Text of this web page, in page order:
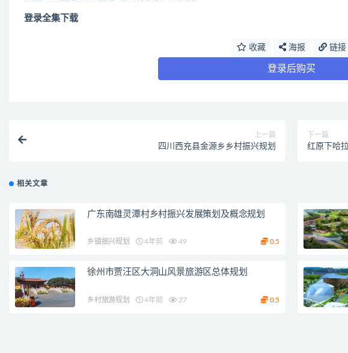
登录全集下载
收藏 海报 链接
登录后购买
上一篇
四川西充县金源乡乡村振兴规划
下一篇
红原下哈
相关文章
广东南雄灵潭村乡村振兴发展策划及概念规划
乡镇振兴规划 4年前 49 0.5
徐州市贾汪区大洞山风景旅游区总体规划
乡村旅游规划 4年前 27 0.5